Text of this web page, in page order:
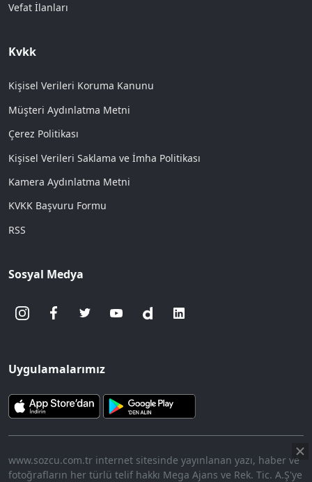
Vefat İlanları
Kvkk
Kişisel Verileri Koruma Kanunu
Müşteri Aydınlatma Metni
Çerez Politikası
Kişisel Verileri Saklama ve İmha Politikası
Kamera Aydınlatma Metni
KVKK Başvuru Formu
RSS
Sosyal Medya
Uygulamalarımız
www.sozcu.com.tr internet sitesinde yayınlanan yazı, haber ve
fotoğrafların her türlü telif hakkı Mega Ajans ve Rek. Tic. A.Ş'ye